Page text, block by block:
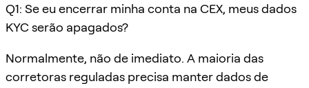
Q1: Se eu encerrar minha conta na CEX, meus dados
KYC serão apagados?
Normalmente, não de imediato. A maioria das
corretoras reguladas precisa manter dados de